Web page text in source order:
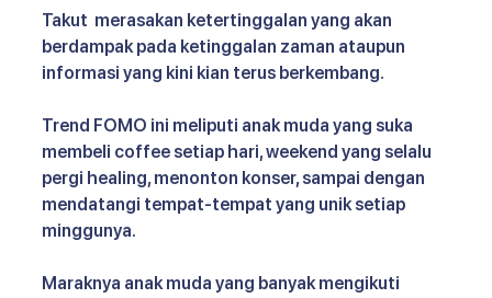
Takut  merasakan ketertinggalan yang akan
berdampak pada ketinggalan zaman ataupun
informasi yang kini kian terus berkembang.
Trend FOMO ini meliputi anak muda yang suka
membeli coffee setiap hari, weekend yang selalu
pergi healing, menonton konser, sampai dengan
mendatangi tempat-tempat yang unik setiap
minggunya.
Maraknya anak muda yang banyak mengikuti